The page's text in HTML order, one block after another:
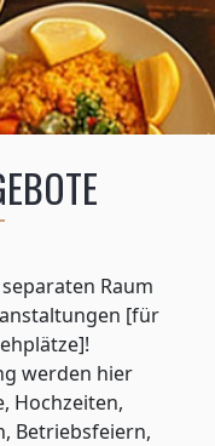
Raum
[für
werden hier
Hochzeiten,
Betriebsfeiern,